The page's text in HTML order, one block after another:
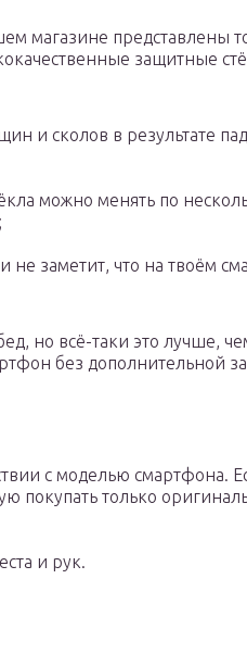
магазине представлены
защитные
и сколов в результате
можно менять по
заметит, что на твоём
но всё-таки это лучше,
без дополнительной
с моделью смартфона.
покупать только
и рук.